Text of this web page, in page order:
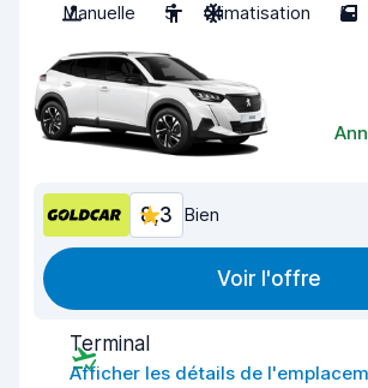
Manuelle
5 Climatisation 5
8,3 Bien
Voir l'offre
Terminal
Afficher les détails de